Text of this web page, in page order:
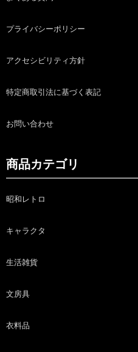
プライバシーポリシー
アクセシビリティ方針
特定商取引法に基づく表記
お問い合わせ
商品カテゴリ
昭和レトロ
キャラクタ
生活雑貨
文房具
衣料品